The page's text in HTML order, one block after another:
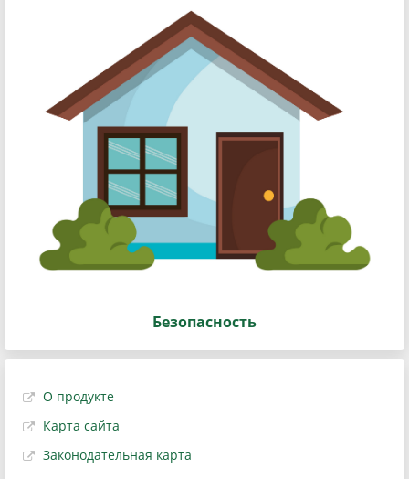
Безопасность
О продукте
Карта сайта
Законодательная карта